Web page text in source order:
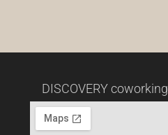
DISCOVERY coworking